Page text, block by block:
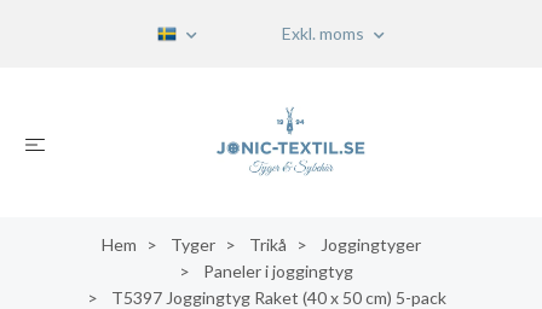
Exkl. moms
Hem Tyger Trikå
Joggingtyger
Paneler i joggingtyg
T5397 Joggingtyg Raket (40 x 50 cm) 5-pack